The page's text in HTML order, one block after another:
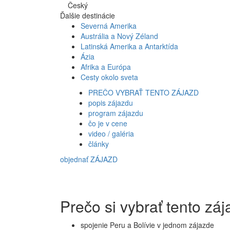
Český
Ďalšie destinácie
Severná Amerika
Austrália a Nový Zéland
Latinská Amerika a Antarktída
Ázia
Afrika a Európa
Cesty okolo sveta
PREČO VYBRAŤ TENTO ZÁJAZD
popis zájazdu
program zájazdu
čo je v cene
video / galéria
články
objednať ZÁJAZD
Prečo si vybrať tento
spojenie Peru a Bolívie v jednom zájazde